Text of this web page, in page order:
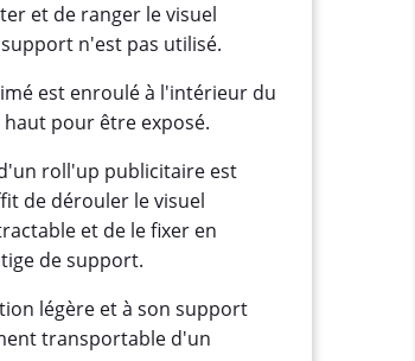
et de ranger le visuel
n'est pas utilisé.
est enroulé à l'intérieur du
pour être exposé.
roll'up publicitaire est
de dérouler le visuel
et de le fixer en
de support.
légère et à son support
transportable d'un